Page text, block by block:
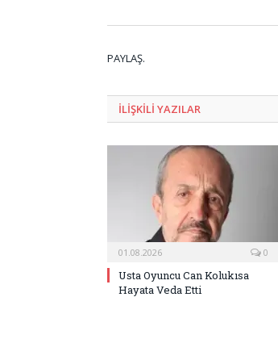
PAYLAŞ.
ILIŞKILI YAZILAR
01.08.2026 0
Usta Oyuncu Can Kolukısa
Hayata Veda Etti